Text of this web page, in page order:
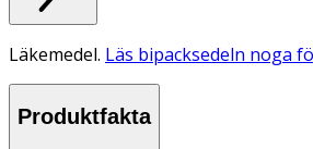
Läkemedel. Läs bipacksedeln noga
Produktfakta